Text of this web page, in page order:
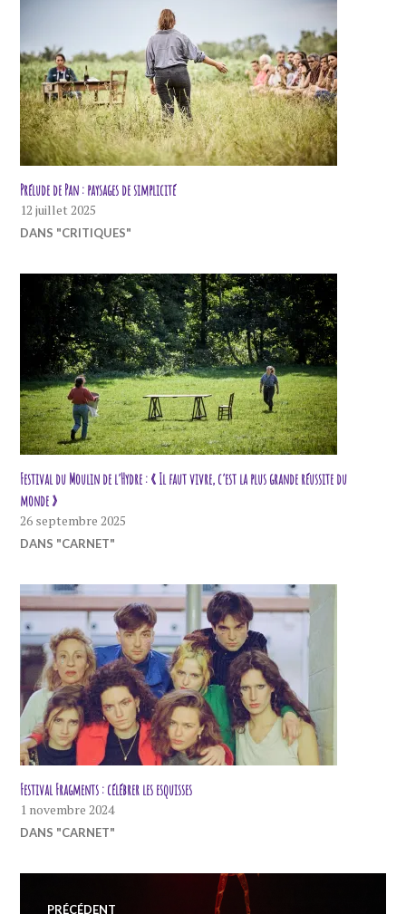
Prélude de Pan : paysages de simplicité
12 juillet 2025
DANS "CRITIQUES"
Festival du Moulin de l’Hydre : « Il faut vivre, c’est la plus grande réussite du
monde »
26 septembre 2025
DANS "CARNET"
Festival Fragments : célébrer les esquisses
1 novembre 2024
DANS "CARNET"
Navigation
PRÉCÉDENT